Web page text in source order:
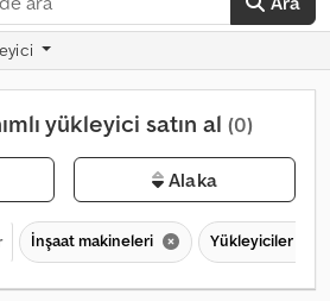
yükleyici satın al (0)
Alaka
İnşaat makineleri Yükleyiciler